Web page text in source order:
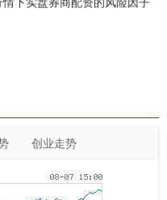
创业走势